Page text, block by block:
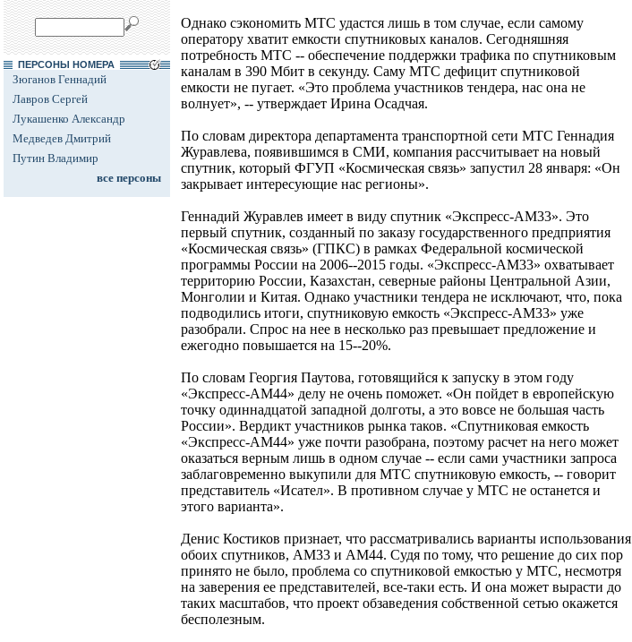
ПЕРСОНЫ НОМЕРА
Зюганов Геннадий
Лавров Сергей
Лукашенко Александр
Медведев Дмитрий
Путин Владимир
все персоны
Однако сэкономить МТС удастся лишь в том случае, если самому
оператору хватит емкости спутниковых каналов. Сегодняшняя
потребность МТС -- обеспечение поддержки трафика по спутниковым
каналам в 390 Мбит в секунду. Саму МТС дефицит спутниковой
емкости не пугает. «Это проблема участников тендера, нас она не
волнует», -- утверждает Ирина Осадчая.
По словам директора департамента транспортной сети МТС Геннадия
Журавлева, появившимся в СМИ, компания рассчитывает на новый
спутник, который ФГУП «Космическая связь» запустил 28 января: «Он
закрывает интересующие нас регионы».
Геннадий Журавлев имеет в виду спутник «Экспресс-АМ33». Это
первый спутник, созданный по заказу государственного предприятия
«Космическая связь» (ГПКС) в рамках Федеральной космической
программы России на 2006--2015 годы. «Экспресс-АМ33» охватывает
территорию России, Казахстан, северные районы Центральной Азии,
Монголии и Китая. Однако участники тендера не исключают, что, пока
подводились итоги, спутниковую емкость «Экспресс-АМ33» уже
разобрали. Спрос на нее в несколько раз превышает предложение и
ежегодно повышается на 15--20%.
По словам Георгия Паутова, готовящийся к запуску в этом году
«Экспресс-АМ44» делу не очень поможет. «Он пойдет в европейскую
точку одиннадцатой западной долготы, а это вовсе не большая часть
России». Вердикт участников рынка таков. «Спутниковая емкость
«Экспресс-АМ44» уже почти разобрана, поэтому расчет на него может
оказаться верным лишь в одном случае -- если сами участники запроса
заблаговременно выкупили для МТС спутниковую емкость, -- говорит
представитель «Исател». В противном случае у МТС не останется и
этого варианта».
Денис Костиков признает, что рассматривались варианты использования
обоих спутников, АМ33 и АМ44. Судя по тому, что решение до сих пор
принято не было, проблема со спутниковой емкостью у МТС, несмотря
на заверения ее представителей, все-таки есть. И она может вырасти до
таких масштабов, что проект обзаведения собственной сетью окажется
бесполезным.